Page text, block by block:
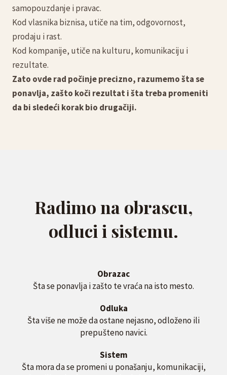
samopouzdanje i pravac.
Kod vlasnika biznisa, utiče na tim, odgovornost,
prodaju i rast.
Kod kompanije, utiče na kulturu, komunikaciju i
rezultate.
Zato ovde rad počinje precizno, razumemo šta se
ponavlja, zašto koči rezultat i šta treba promeniti
da bi sledeći korak bio drugačiji.
Radimo na obrascu,
odluci i sistemu.
Obrazac
Šta se ponavlja i zašto te vraća na isto mesto.
Odluka
Šta više ne može da ostane nejasno, odloženo ili
prepušteno navici.
Sistem
Šta mora da se promeni u ponašanju, komunikaciji,